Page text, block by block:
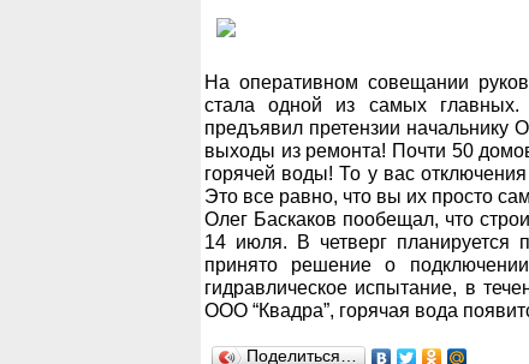
На оперативном совещании
стала одной из самых
предъявил претензии начальнику
выходы из ремонта! Почти 50
горячей воды! То у вас
Это все равно, что вы их просто
Олег Баскаков пообещал, что
14 июля. В четверг планируется
принято решение о
гидравлическое испытание, в
ООО “Квадра”, горячая вода
Поделиться…